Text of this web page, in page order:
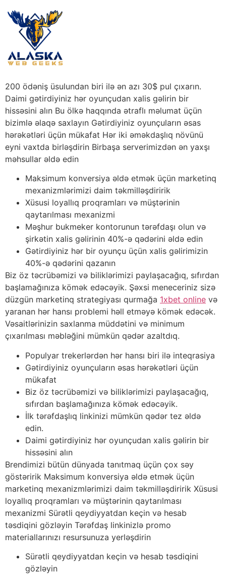
200 ödəniş üsulundan biri ilə ən azı 30$ pul çıxarın.
Daimi gətirdiyiniz hər oyunçudan xalis gəlirin bir
hissəsini alın Bu ölkə haqqında ətraflı məlumat üçün
bizimlə əlaqə saxlayın Gətirdiyiniz oyunçuların əsas
hərəkətləri üçün mükafat Hər iki əməkdaşlıq növünü
eyni vaxtda birləşdirin Birbaşa serverimizdən ən yaxşı
məhsullar əldə edin
Maksimum konversiya əldə etmək üçün marketinq
mexanizmlərimizi daim təkmilləşdiririk
Xüsusi loyallıq proqramları və müştərinin
qaytarılması mexanizmi
Məşhur bukmeker kontorunun tərəfdaşı olun və
şirkətin xalis gəlirinin 40%-ə qədərini əldə edin
Gətirdiyiniz hər bir oyunçu üçün xalis gəlirimizin
40%-ə qədərini qazanın
Biz öz təcrübəmizi və biliklərimizi paylaşacağıq, sıfırdan
başlamağınıza kömək edəcəyik. Şəxsi meneceriniz sizə
düzgün marketinq strategiyası qurmağa 1xbet online və
yaranan hər hansı problemi həll etməyə kömək edəcək.
Vəsaitlərinizin saxlanma müddətini və minimum
çıxarılması məbləğini mümkün qədər azaltdıq.
Populyar trekerlərdən hər hansı biri ilə inteqrasiya
Gətirdiyiniz oyunçuların əsas hərəkətləri üçün
mükafat
Biz öz təcrübəmizi və biliklərimizi paylaşacağıq,
sıfırdan başlamağınıza kömək edəcəyik.
İlk tərəfdaşlıq linkinizi mümkün qədər tez əldə
edin.
Daimi gətirdiyiniz hər oyunçudan xalis gəlirin bir
hissəsini alın
Brendimizi bütün dünyada tanıtmaq üçün çox səy
göstəririk Maksimum konversiya əldə etmək üçün
marketinq mexanizmlərimizi daim təkmilləşdiririk Xüsusi
loyallıq proqramları və müştərinin qaytarılması
mexanizmi Sürətli qeydiyyatdan keçin və hesab
təsdiqini gözləyin Tərəfdaş linkinizlə promo
materiallarınızı resursunuza yerləşdirin
Sürətli qeydiyyatdan keçin və hesab təsdiqini
gözləyin